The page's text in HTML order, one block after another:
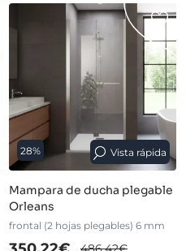
28% Vista rápida
Mampara de ducha plegable
Orleans
frontal (2 hojas plegables) 6 mm